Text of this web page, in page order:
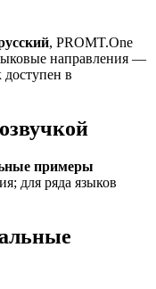
, PROMT.One
направления —
в
примеры
для ряда языков